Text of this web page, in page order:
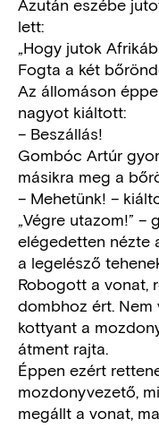
Azután eszébe
lett:
„Hogy jutok
Fogta a két
Az állomáson
nagyot kiáltott:
– Beszállás!
Gombóc Artúr
másikra meg a
– Mehetünk! –
„Végre utazom!”
elégedetten nézte
a legelésző
Robogott a vonat,
dombhoz ért.
kottyant a
átment rajta.
Éppen ezért
mozdonyvezető,
megállt a vonat,